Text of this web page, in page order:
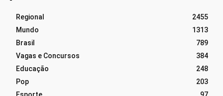
Regional
2455
Mundo
1313
Brasil
789
Vagas e Concursos
384
Educação
248
Pop
203